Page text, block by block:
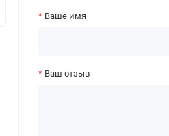
Ваше имя
Ваш отзыв